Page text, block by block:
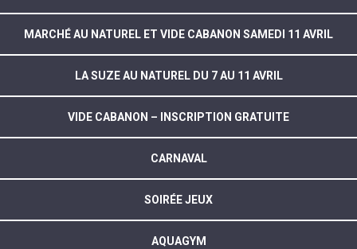
MARCHÉ AU NATUREL ET VIDE CABANON SAMEDI 11 AVRIL
LA SUZE AU NATUREL DU 7 AU 11 AVRIL
VIDE CABANON – INSCRIPTION GRATUITE
CARNAVAL
SOIRÉE JEUX
AQUAGYM